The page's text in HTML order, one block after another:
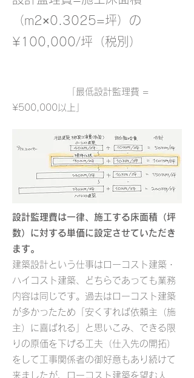
（m2×0.3025=坪）の
¥100,000/坪（税別）
「最低設計監理費 =
¥500,000以上」
設計監理費は一律、施工する床面積（坪
数）に対する単価に設定させていただき
ます。
建築設計という仕事はローコスト建築・
ハイコスト建築、どちらであっても業務
内容は同じです。過去はローコスト建築
が多かったため「安くすれば依頼主（施
主）に喜ばれる」と思いこみ、できる限
りの原価を下げる工夫（仕入先の開拓）
をして工事関係者の御好意もあり続けて
来ましたが、ローコスト建築を望む人